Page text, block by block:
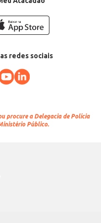
redes sociais
procure a Delegacia de Polícia
Público.